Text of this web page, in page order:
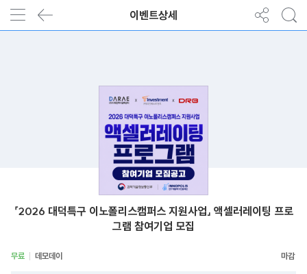
이벤트상세
「2026 대덕특구 이노폴리스캠퍼스 지원사업」 액셀러레이팅 프로
그램 참여기업 모집
무료 데모데이